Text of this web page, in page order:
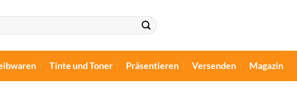
Tinte und Toner Präsentieren Versenden Magazin